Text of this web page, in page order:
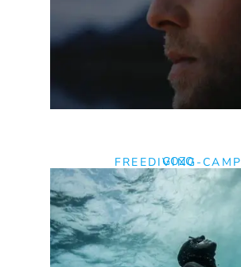
FREEDIVING-CAMP
GOZO